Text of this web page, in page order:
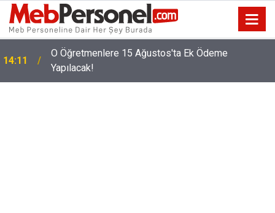
14:11
O Öğretmenlere 15 Ağustos'ta Ek Ödeme
Yapılacak!